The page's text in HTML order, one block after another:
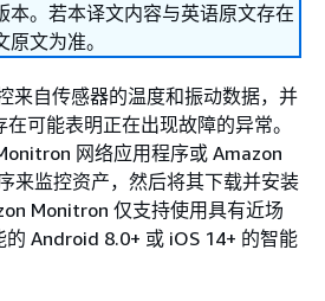
本。若本译文内容与英语原文存在
文为准。
来自传感器的温度和振动数据，并
可能表明正在出现故障的异常。
网络应用程序或 Amazon
来监控资产，然后将其下载并安装
Monitron 仅支持使用具有近场
的 Android 8.0+ 或 iOS 14+ 的智能